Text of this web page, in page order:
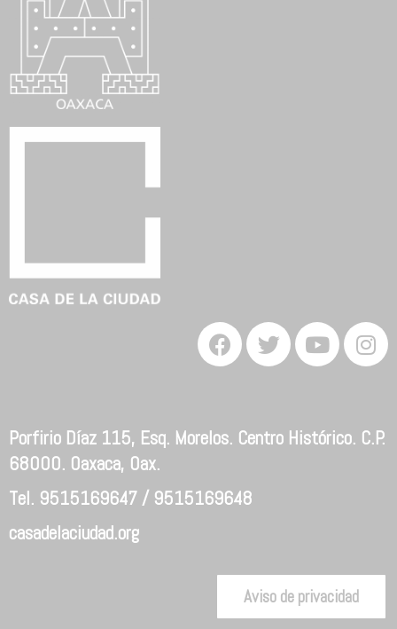
Porfirio Díaz 115, Esq. Morelos. Centro Histórico. C.P.
68000. Oaxaca, Oax.
Tel. 9515169647 / 9515169648
casadelaciudad.org
Aviso de privacidad